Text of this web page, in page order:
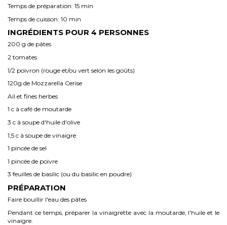
Temps de préparation: 15 min
Temps de cuisson: 10 min
INGRÉDIENTS POUR 4 PERSONNES
200 g de pâtes
2 tomates
1/2 poivron (rouge et/ou vert selon les goûts)
120g de Mozzarella Cerise
Aïl et fines herbes
1 c à café de moutarde
3 c à soupe d'huile d'olive
1,5 c à soupe de vinaigre
1 pincée de sel
1 pincée de poivre
3 feuilles de basilic (ou du basilic en poudre)
PRÉPARATION
Faire bouillir l'eau des pâtes
Pendant ce temps, préparer la vinaigrette avec la moutarde, l'huile et le
vinaigre.